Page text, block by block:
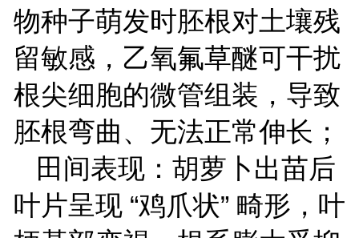
物种子萌发时胚根对土壤残
留敏感，乙氧氟草醚可干扰
根尖细胞的微管组装，导致
胚根弯曲、无法正常伸长；
田间表现：胡萝卜出苗后
叶片呈现 “鸡爪状” 畸形，叶